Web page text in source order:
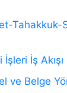
Tahakkuk-
İşleri İş
ve Belge